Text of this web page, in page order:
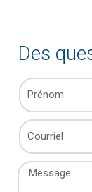
Des